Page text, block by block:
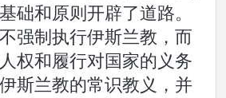
础和原则开辟了道路。
强制执行伊斯兰教，而
权和履行对国家的义务
斯兰教的常识教义，并